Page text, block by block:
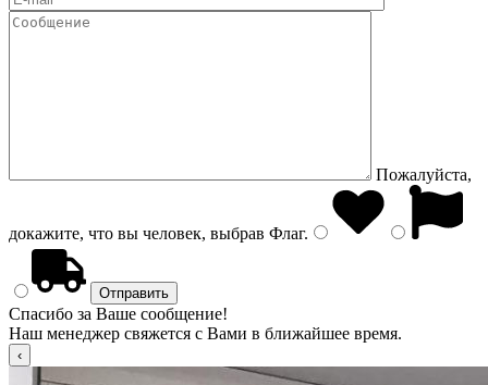
Пожалуйста,
докажите, что вы человек, выбрав Флаг.
Спасибо за Ваше сообщение!
Наш менеджер свяжется с Вами в ближайшее время.